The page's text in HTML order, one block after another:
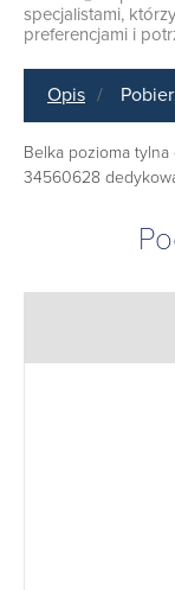
specjalistami,
preferencjami i
Opis
Belka pozioma
34560628